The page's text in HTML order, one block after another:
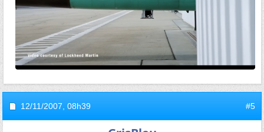
12/11/2007, 08h39 #5